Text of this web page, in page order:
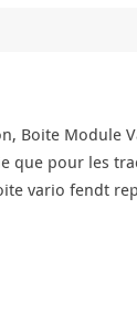
Boite Module
que pour les
vario fendt